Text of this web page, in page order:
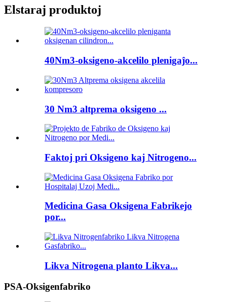
Elstaraj produktoj
40Nm3-oksigeno-akcelilo plenigaĵo...
30 Nm3 altprema oksigeno ...
Faktoj pri Oksigeno kaj Nitrogeno...
Medicina Gasa Oksigena Fabrikejo
por...
Likva Nitrogena planto Likva...
PSA-Oksigenfabriko